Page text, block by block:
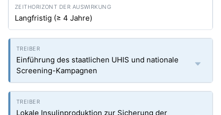
Langfristig (≥ 4 Jahre)
Einführung des staatlichen UHIS und nationale
Screening-Kampagnen
Lokale Insulinproduktion zur Sicherung der